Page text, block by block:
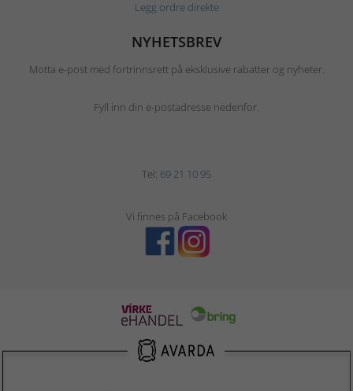
Legg ordre direkte
NYHETSBREV
Motta e-post med fortrinnsrett på eksklusive rabatter og nyheter.
Fyll inn din e-postadresse nedenfor.
Tel: 69 21 10 95
Vi finnes på Facebook